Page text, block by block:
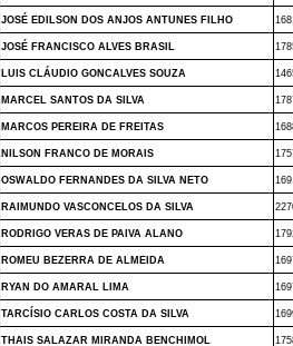
JOSÉ EDILSON DOS ANJOS ANTUNES FILHO
JOSÉ FRANCISCO ALVES BRASIL
LUIS CLÁUDIO GONCALVES SOUZA
MARCEL SANTOS DA SILVA
MARCOS PEREIRA DE FREITAS
NILSON FRANCO DE MORAIS
OSWALDO FERNANDES DA SILVA NETO
RAIMUNDO VASCONCELOS DA SILVA
RODRIGO VERAS DE PAIVA ALANO
ROMEU BEZERRA DE ALMEIDA
RYAN DO AMARAL LIMA
TARCÍSIO CARLOS COSTA DA SILVA
THAIS SALAZAR MIRANDA BENCHIMOL